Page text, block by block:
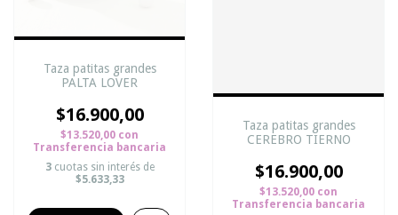
Taza patitas grandes
PALTA LOVER
$16.900,00
$13.520,00 con
Transferencia bancaria
3 cuotas sin interés de
$5.633,33
Taza patitas grandes
CEREBRO TIERNO
$16.900,00
$13.520,00 con
Transferencia bancaria